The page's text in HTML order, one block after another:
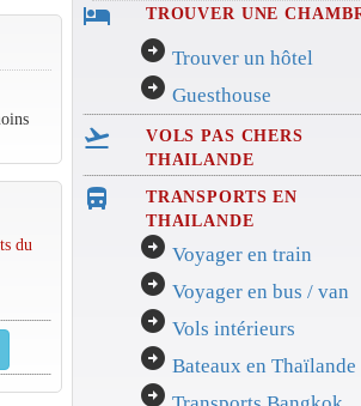
du
hotel TROUVER UNE
arrow_circle_right Trouver un hôtel
arrow_circle_right Guesthouse
flight_takeoff
VOLS PAS CHERS
THAILANDE
directions_bus_filled
TRANSPORTS EN
THAILANDE
arrow_circle_right Voyager en train
arrow_circle_right Voyager en bus / van
arrow_circle_right Vols intérieurs
arrow_circle_right Bateaux en Thaïlande
arrow_circle_right